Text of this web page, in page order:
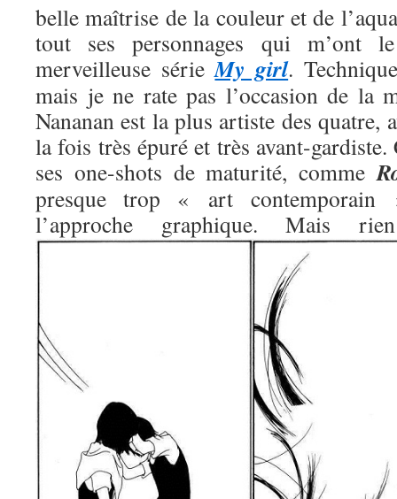
belle maîtrise de la couleur et de
tout ses personnages qui m’ont
merveilleuse sérieMy girl.
mais je ne rate pas l’occasion de la
Nananan est la plus artiste des quatre,
la fois très épuré et très avant-
ses one-shots de maturité, comme
presque trop « art contemporain
l’approche graphique. Mais